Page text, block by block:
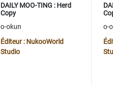
DAILY MOO-TING : Herd
Copy
o-okun
Éditeur : NukooWorld
Studio
o-